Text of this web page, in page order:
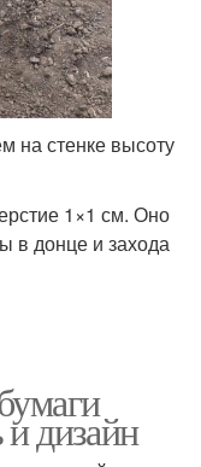
на стенке высоту
1×1 см. Оно
в донце и захода
дизайн